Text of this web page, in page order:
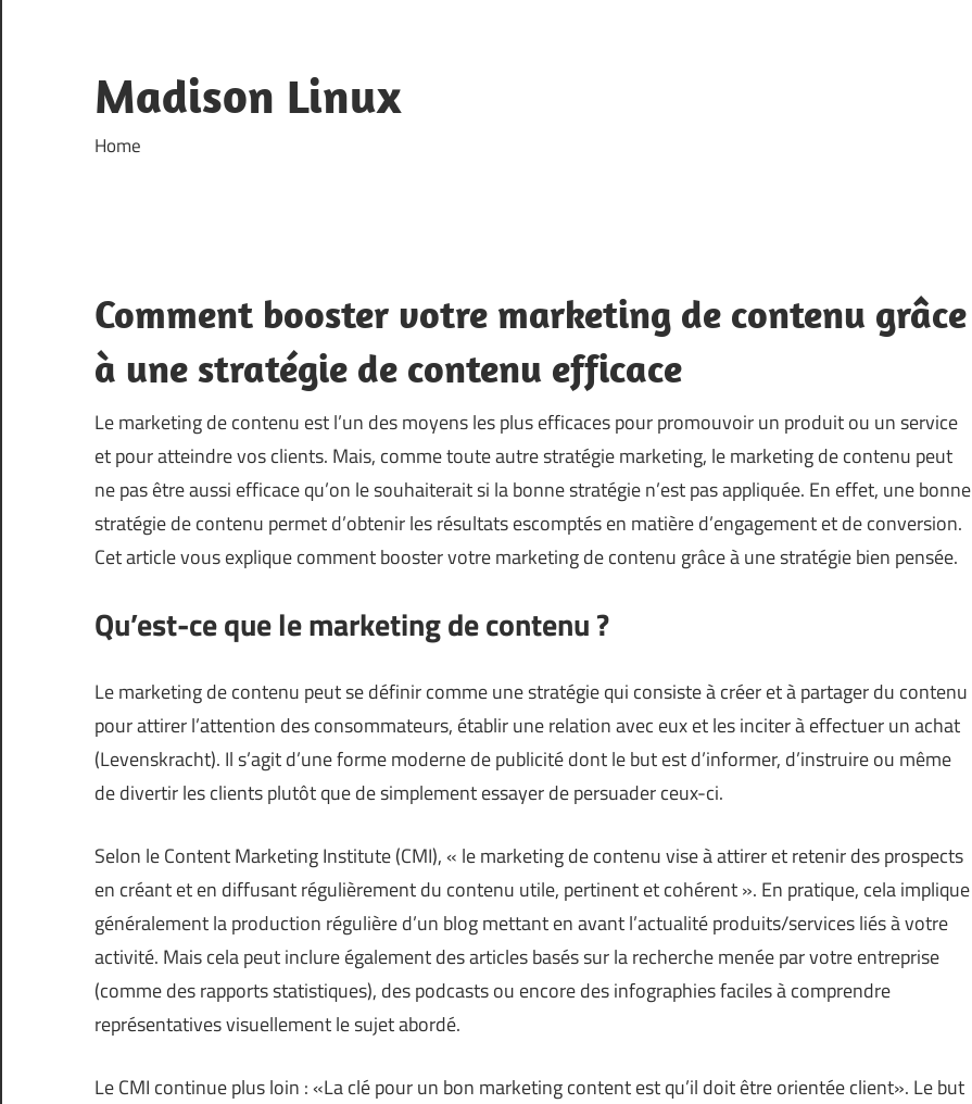
content
Madison Linux
Home
Comment booster votre marketing de contenu grâce
à une stratégie de contenu efficace
Le marketing de contenu est l’un des moyens les plus efficaces pour promouvoir un produit ou un service
et pour atteindre vos clients. Mais, comme toute autre stratégie marketing, le marketing de contenu peut
ne pas être aussi efficace qu’on le souhaiterait si la bonne stratégie n’est pas appliquée. En effet, une bonne
stratégie de contenu permet d’obtenir les résultats escomptés en matière d’engagement et de conversion.
Cet article vous explique comment booster votre marketing de contenu grâce à une stratégie bien pensée.
Qu’est-ce que le marketing de contenu ?
Le marketing de contenu peut se définir comme une stratégie qui consiste à créer et à partager du contenu
pour attirer l’attention des consommateurs, établir une relation avec eux et les inciter à effectuer un achat
(Levenskracht). Il s’agit d’une forme moderne de publicité dont le but est d’informer, d’instruire ou même
de divertir les clients plutôt que de simplement essayer de persuader ceux-ci.
Selon le Content Marketing Institute (CMI), « le marketing de contenu vise à attirer et retenir des prospects
en créant et en diffusant régulièrement du contenu utile, pertinent et cohérent ». En pratique, cela implique
généralement la production régulière d’un blog mettant en avant l’actualité produits/services liés à votre
activité. Mais cela peut inclure également des articles basés sur la recherche menée par votre entreprise
(comme des rapports statistiques), des podcasts ou encore des infographies faciles à comprendre
représentatives visuellement le sujet abordé.
Le CMI continue plus loin : «La clé pour un bon marketing content est qu’il doit être orientée client». Le but